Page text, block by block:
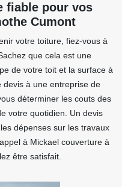
fiable pour vos
Cumont
votre toiture, fiez-vous à
que cela est une
de votre toit et la surface à
devis à une entreprise de
déterminer les couts des
votre quotidien. Un devis
dépenses sur les travaux
à Mickael couverture à
être satisfait.